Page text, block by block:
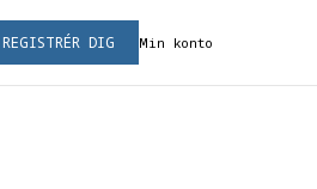
Min konto
REGISTRÉR DIG